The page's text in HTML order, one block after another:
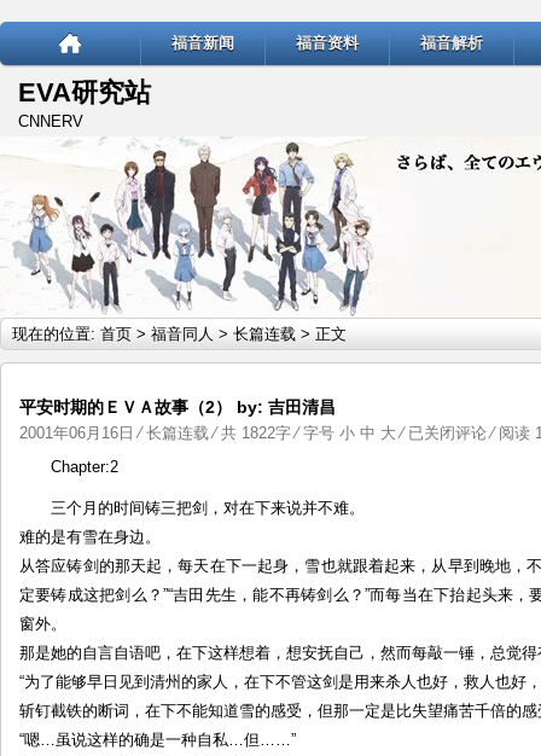
福音新闻 福音资料 福音解析
EVA研究站
CNNERV
现在的位置: 首页 > 福音同人 > 长篇连载 > 正文
平安时期的ＥＶＡ故事（2） by: 吉田清昌
2001年06月16日 ⁄长篇连载⁄ 共 1822字 ⁄ 字号 小 中 大 ⁄ 平
Ｅ
Ｖ
故
事
by:
已关闭评论⁄ 阅读
Chapter:2
三个月的时间铸三把剑，对在下来说并不难。
难的是有雪在身边。
从答应铸剑的那天起，每天在下一起身，雪也就跟着起来，从早到晚地，
定要铸成这把剑么？”“吉田先生，能不再铸剑么？”而每当在下抬起头来
窗外。
那是她的自言自语吧，在下这样想着，想安抚自己，然而每敲一锤，总觉
“为了能够早日见到清州的家人，在下不管这剑是用来杀人也好，救人也好
斩钉截铁的断词，在下不能知道雪的感受，但那一定是比失望痛苦千倍的
“嗯…虽说这样的确是一种自私…但……”